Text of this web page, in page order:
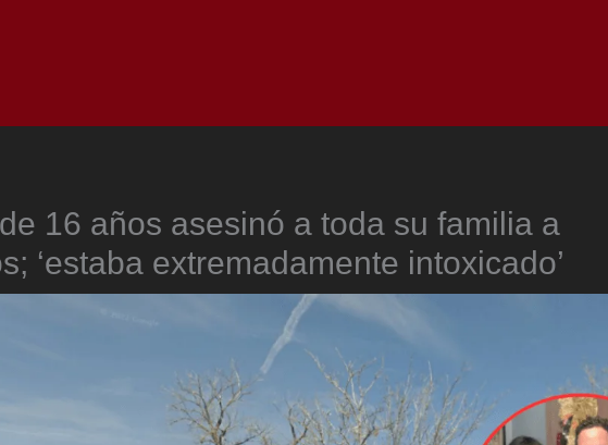
16 años asesinó a toda su familia a
‘estaba extremadamente intoxicado’